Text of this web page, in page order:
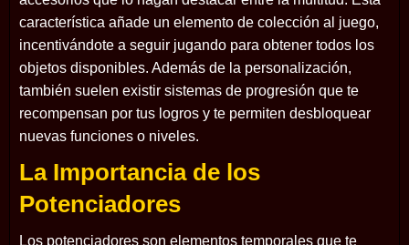
característica añade un elemento de colección al juego,
incentivándote a seguir jugando para obtener todos los
objetos disponibles. Además de la personalización,
también suelen existir sistemas de progresión que te
recompensan por tus logros y te permiten desbloquear
nuevas funciones o niveles.
La Importancia de los
Potenciadores
Los potenciadores son elementos temporales que te